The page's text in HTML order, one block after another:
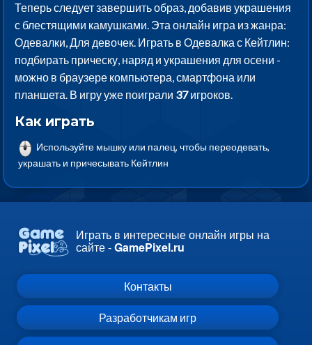
Теперь следует завершить образ, добавив украшения
с блестящими камушками. Эта онлайн игра из жанра:
Одевалки, Для девочек. Играть в Одевалка с Кейтлин:
подбирать прическу, наряд и украшения для осени -
можно в браузере компьютера, смартфона или
планшета. В игру уже поиграли 37игроков.
Как играть
Используйте мышку или палец, чтобы переодевать,
украшать и причесывать Кейтлин
Играть в интересные онлайн игры на
сайте -GamePixel.ru
Контакты
Разработчикам игр